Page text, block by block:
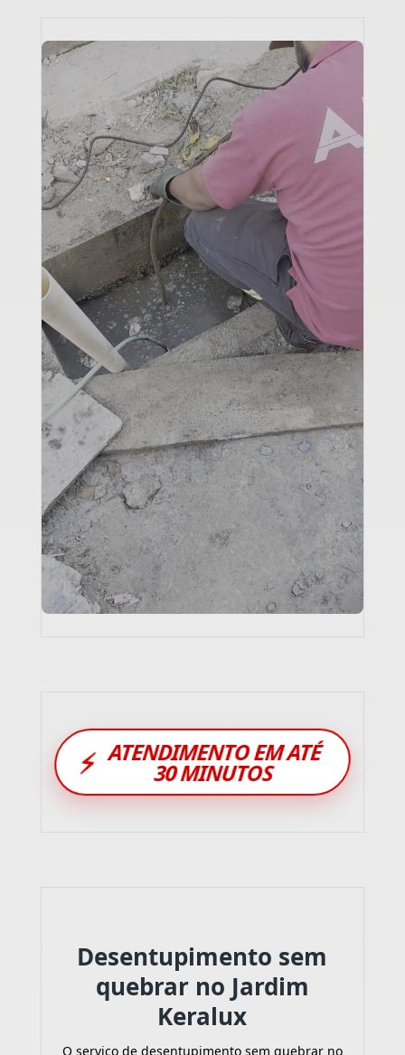
⚡ ATENDIMENTO EM ATÉ
30 MINUTOS
Desentupimento sem
quebrar no Jardim
Keralux
O serviço de desentupimento sem quebrar no